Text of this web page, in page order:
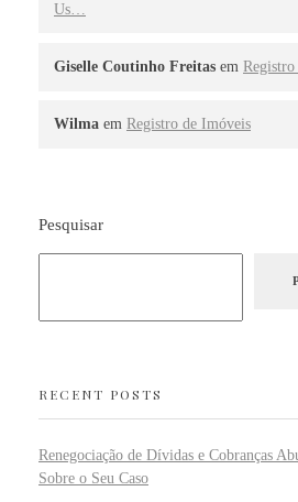
Us…
Giselle Coutinho Freitas em
Wilma em Registro de Imóveis
Pesquisar
RECENT POSTS
Renegociação de Dívidas e Cobranças
Sobre o Seu Caso